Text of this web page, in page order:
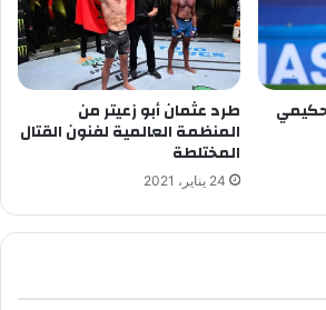
طرد عثمان أبو زعيتر من
المنظمة العالمية لفنون القتال
المختلطة
24 يناير، 2021